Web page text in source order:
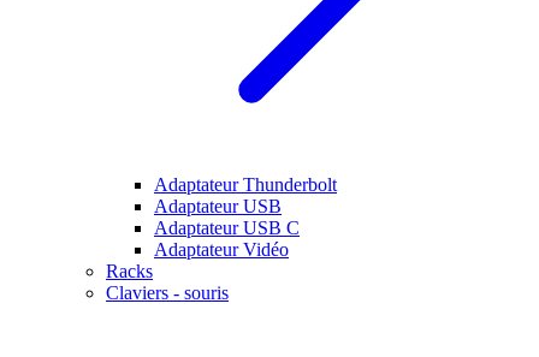
Adaptateur Thunderbolt
Adaptateur USB
Adaptateur USB C
Adaptateur Vidéo
Racks
Claviers - souris